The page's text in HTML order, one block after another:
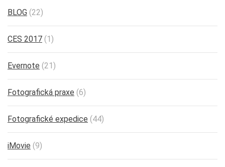
BLOG (22)
CES 2017 (1)
Evernote (21)
Fotografická praxe (6)
Fotografické expedice (44)
iMovie (9)